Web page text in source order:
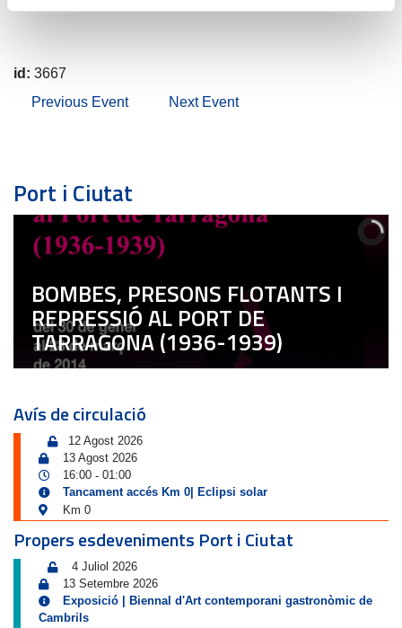
id: 3667
Previous Event
Next Event
Port i Ciutat
BOMBES, PRESONS FLOTANTS I
REPRESSIÓ AL PORT DE
TARRAGONA (1936-1939)
Avís de circulació
12 Agost 2026
13 Agost 2026
16:00 - 01:00
Tancament accés Km 0| Eclipsi solar
Km 0
Propers esdeveniments Port i Ciutat
4 Juliol 2026
13 Setembre 2026
Exposició | Biennal d'Art contemporani gastronòmic de
Cambrils